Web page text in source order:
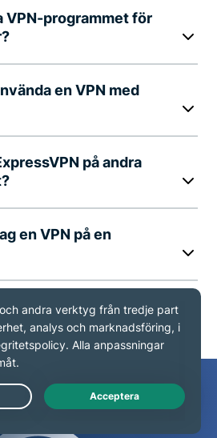
VPN-programmet för
en VPN med
på andra
en VPN på en
VPN på Android TV?
Live Chat